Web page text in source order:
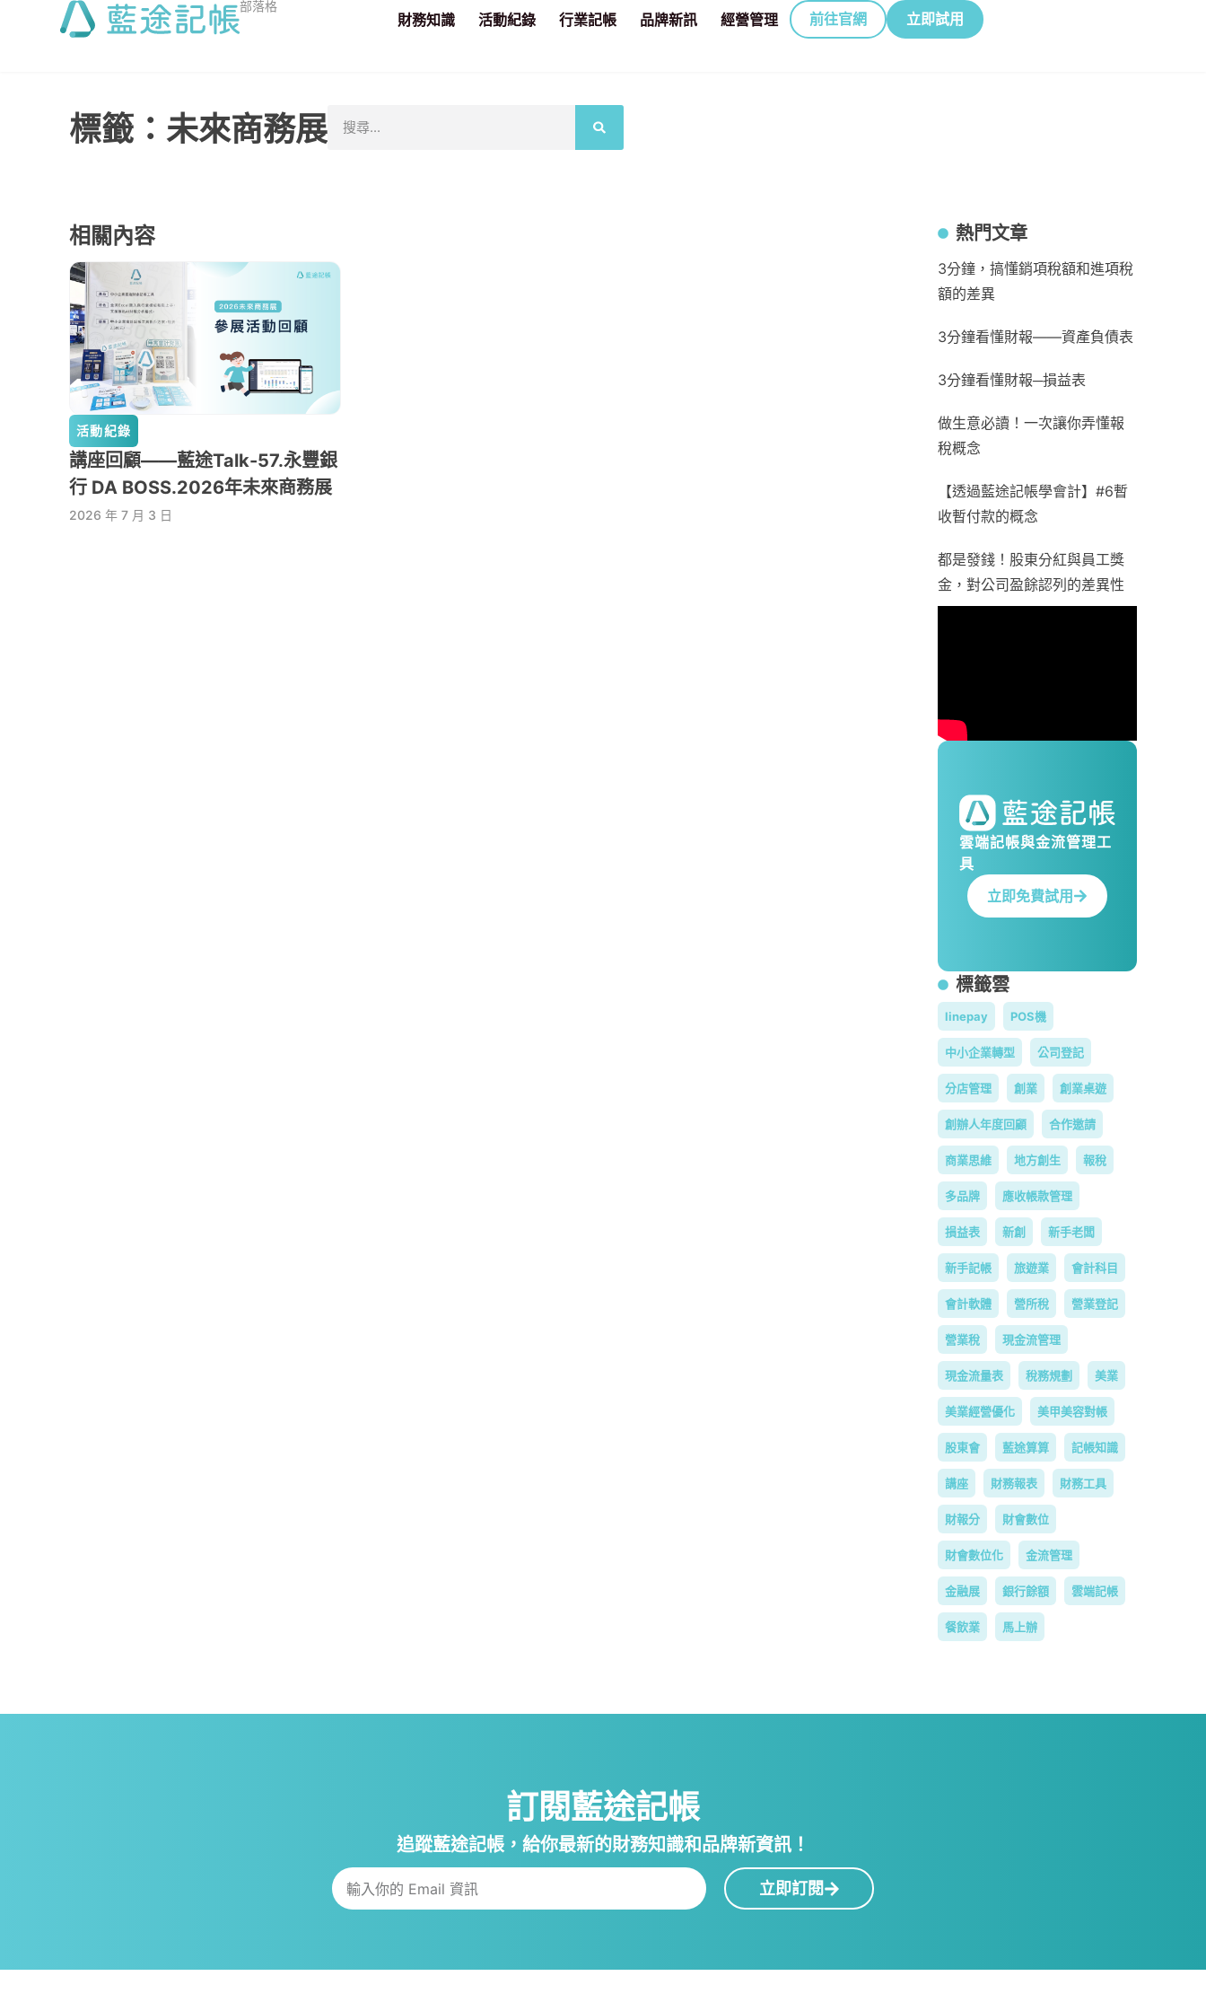
部落格
財務知識 活動紀錄 行業記帳 品牌新訊 經營管理 前往官網 立即試用
標籤：未來商務展
相關內容
活動紀錄
講座回顧——藍途Talk-57.永豐銀
行 DA BOSS.2026年未來商務展
2026 年 7 月 3 日
熱門文章
3分鐘，搞懂銷項稅額和進項稅
額的差異
3分鐘看懂財報——資產負債表
3分鐘看懂財報─損益表
做生意必讀！一次讓你弄懂報
稅概念
【透過藍途記帳學會計】#6暫
收暫付款的概念
都是發錢！股東分紅與員工獎
金，對公司盈餘認列的差異性
雲端記帳與金流管理工
具
立即免費試用
標籤雲
linepay POS機
中小企業轉型 公司登記
分店管理 創業 創業桌遊
創辦人年度回顧 合作邀請
商業思維 地方創生 報稅
多品牌 應收帳款管理
損益表 新創 新手老闆
新手記帳 旅遊業 會計科目
會計軟體 營所稅 營業登記
營業稅 現金流管理
現金流量表 稅務規劃 美業
美業經營優化 美甲美容對帳
股東會 藍途算算 記帳知識
講座 財務報表 財務工具
財報分 財會數位
財會數位化 金流管理
金融展 銀行餘額 雲端記帳
餐飲業 馬上辦
訂閱藍途記帳
追蹤藍途記帳，給你最新的財務知識和品牌新資訊！
立即訂閱